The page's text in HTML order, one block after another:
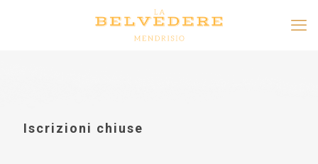
Iscrizioni chiuse